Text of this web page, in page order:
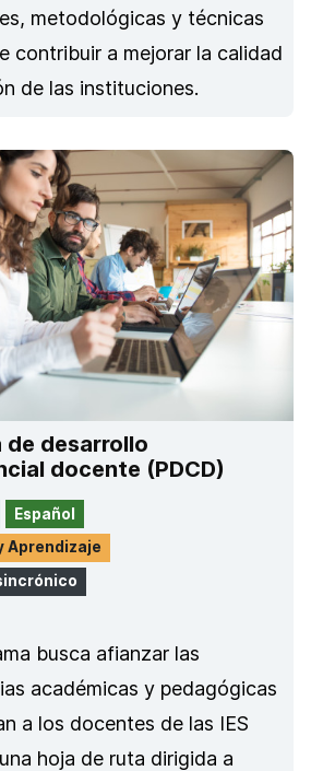
metodológicas y técnicas
contribuir a mejorar la calidad
de las instituciones.
de desarrollo
docente (PDCD)
Español
Aprendizaje
busca afianzar las
académicas y pedagógicas
a los docentes de las IES
hoja de ruta dirigida a